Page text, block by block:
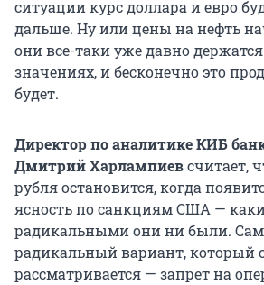
ситуации курс доллара и евро
дальше. Ну или цены на нефть
они все-таки уже давно
значениях, и бесконечно это
будет.
Директор по аналитике КИБ
Дмитрий Харлампиевсчитает,
рубля остановится, когда
ясность по санкциям США —
радикальными они ни были.
радикальный вариант, который
рассматривается — запрет на